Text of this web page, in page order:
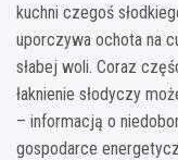
kuchni czegoś
uporczywa ochota na
słabej woli. Coraz
łaknienie słodyczy
– informacją o
gospodarce